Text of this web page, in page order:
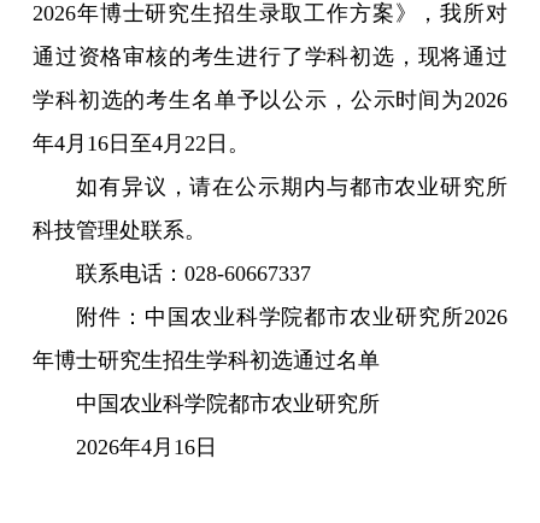
农科研学
园区服务
2026年博士研究生招生录取工作方案》，我所对
通过资格审核的考生进行了学科初选，现将通过
学科初选的考生名单予以公示，公示时间为2026
年4月16日至4月22日。
如有异议，请在公示期内与都市农业研究所
科技管理处联系。
联系电话：028-60667337
附件：中国农业科学院都市农业研究所2026
年博士研究生招生学科初选通过名单
中国农业科学院都市农业研究所
2026年4月16日